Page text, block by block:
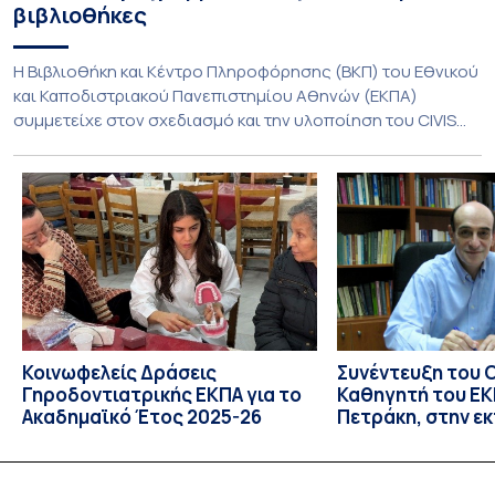
βιβλιοθήκες
Η Βιβλιοθήκη και Κέντρο Πληροφόρησης (ΒΚΠ) του Εθνικού
και Καποδιστριακού Πανεπιστημίου Αθηνών (ΕΚΠΑ)
συμμετείχε στον σχεδιασμό και την υλοποίηση του CIVIS
Libraries and Participatory Culture” (IMOTION), το οποίο
πραγματοποιήθηκε με διαδικτυακές και δια ζώσης
εκπαιδευτικές δράσεις από τις 3 Ιουνίου έως τις 10 Ιουλίου
2026. Το πρόγραμμα αποτελεί […]
Κοινωφελείς Δράσεις
Γηροδοντιατρικής ΕΚΠΑ για το
Ακαδημαϊκό Έτος 2025-26
Συνέντευξη του
Καθηγητή του
Πετράκη, στην